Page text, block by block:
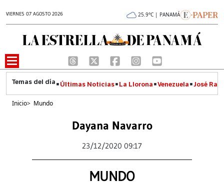
VIERNES 07 AGOSTO 2026 25.9°C | PANAMÁ
Últimas Noticias La Llorona Venezuela José
Inicio> Mundo
Dayana Navarro
23/12/2020 09:17
MUNDO